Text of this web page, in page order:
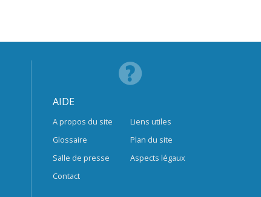
AIDE
A propos du site
Glossaire
Salle de presse
Contact
Liens utiles
Plan du site
Aspects légaux